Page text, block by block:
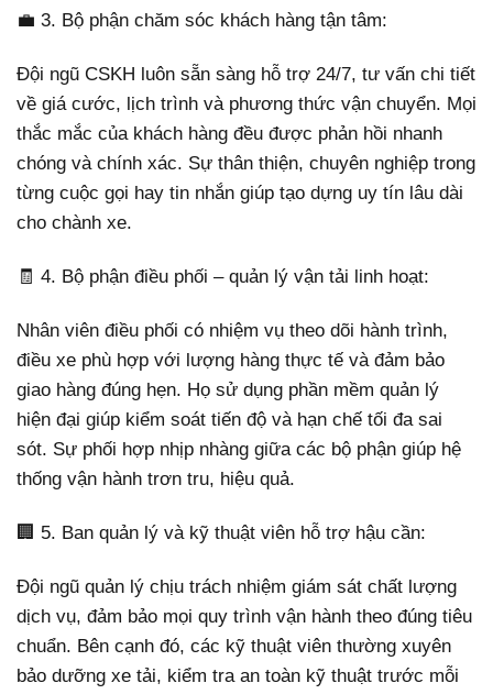
💼 3. Bộ phận chăm sóc khách hàng tận tâm:
Đội ngũ CSKH luôn sẵn sàng hỗ trợ 24/7, tư vấn chi tiết
về giá cước, lịch trình và phương thức vận chuyển. Mọi
thắc mắc của khách hàng đều được phản hồi nhanh
chóng và chính xác. Sự thân thiện, chuyên nghiệp trong
từng cuộc gọi hay tin nhắn giúp tạo dựng uy tín lâu dài
cho chành xe.
🧾 4. Bộ phận điều phối – quản lý vận tải linh hoạt:
Nhân viên điều phối có nhiệm vụ theo dõi hành trình,
điều xe phù hợp với lượng hàng thực tế và đảm bảo
giao hàng đúng hẹn. Họ sử dụng phần mềm quản lý
hiện đại giúp kiểm soát tiến độ và hạn chế tối đa sai
sót. Sự phối hợp nhịp nhàng giữa các bộ phận giúp hệ
thống vận hành trơn tru, hiệu quả.
🏢 5. Ban quản lý và kỹ thuật viên hỗ trợ hậu cần:
Đội ngũ quản lý chịu trách nhiệm giám sát chất lượng
dịch vụ, đảm bảo mọi quy trình vận hành theo đúng tiêu
chuẩn. Bên cạnh đó, các kỹ thuật viên thường xuyên
bảo dưỡng xe tải, kiểm tra an toàn kỹ thuật trước mỗi